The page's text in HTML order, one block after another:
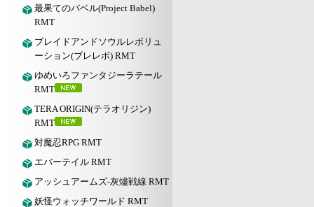
最果てのバベル(Project Babel)
RMT
ブレイドアンドソウルレボリュ
ーション(ブレレボ) RMT
ゆめいろファンタジーラテール
RMT
TERA ORIGIN(テラオリジン)
RMT
対魔忍RPG RMT
エバーテイル RMT
アッシュアームズ‐灰燼戦線 RMT
妖怪ウォッチワールド RMT